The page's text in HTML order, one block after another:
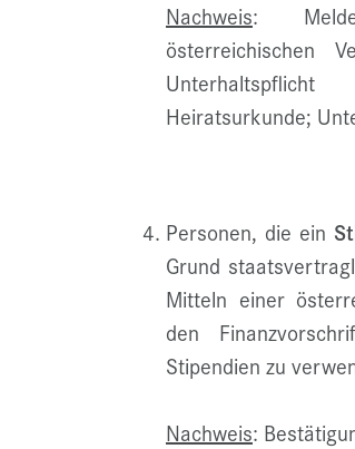
Nachweis:
österreichischen
Heiratsurkunde;
Personen, die ein
Grund
Mitteln einer
den
Stipendien zu
Nachweis: